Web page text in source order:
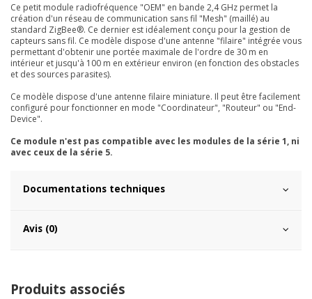
Ce petit module radiofréquence "OEM" en bande 2,4 GHz permet la
création d'un réseau de communication sans fil "Mesh" (maillé) au
standard ZigBee®. Ce dernier est idéalement conçu pour la gestion de
capteurs sans fil. Ce modèle dispose d'une antenne "filaire" intégrée vous
permettant d'obtenir une portée maximale de l'ordre de 30 m en
intérieur et jusqu'à 100 m en extérieur environ (en fonction des obstacles
et des sources parasites).
Ce modèle dispose d'une antenne filaire miniature. Il peut être facilement
configuré pour fonctionner en mode "Coordinateur", "Routeur" ou "End-
Device".
Ce module n'est pas compatible avec les modules de la série 1, ni
avec ceux de la série 5.
Documentations techniques
Avis (0)
Produits associés